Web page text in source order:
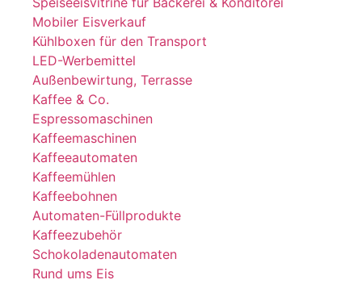
Mobiler Eisverkauf
Kühlboxen für den Transport
LED-Werbemittel
Außenbewirtung, Terrasse
Kaffee & Co.
Espressomaschinen
Kaffeemaschinen
Kaffeeautomaten
Kaffeemühlen
Kaffeebohnen
Automaten-Füllprodukte
Kaffeezubehör
Schokoladenautomaten
Rund ums Eis